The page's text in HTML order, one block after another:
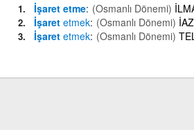
İşaret etme (Osmanlı Dönemi)
İşaret etmek (Osmanlı Dönemi) İAZ
İşaret etmek (Osmanlı Dönemi)